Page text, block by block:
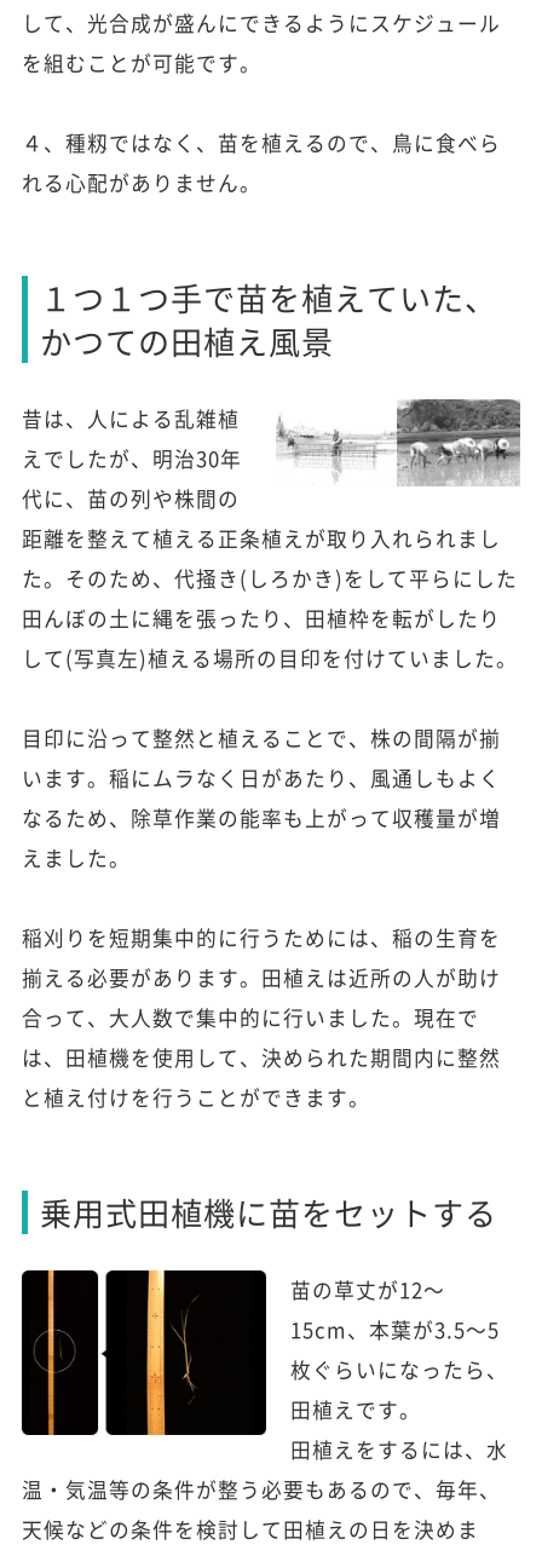
して、光合成が盛んにできるようにスケジュール
を組むことが可能です。
４、種籾ではなく、苗を植えるので、鳥に食べら
れる心配がありません。
１つ１つ手で苗を植えていた、
かつての田植え風景
昔は、人による乱雑植
えでしたが、明治30年
代に、苗の列や株間の
距離を整えて植える正条植えが取り入れられまし
た。そのため、代掻き(しろかき)をして平らにした
田んぼの土に縄を張ったり、田植枠を転がしたり
して(写真左)植える場所の目印を付けていました。
目印に沿って整然と植えることで、株の間隔が揃
います。稲にムラなく日があたり、風通しもよく
なるため、除草作業の能率も上がって収穫量が増
えました。
稲刈りを短期集中的に行うためには、稲の生育を
揃える必要があります。田植えは近所の人が助け
合って、大人数で集中的に行いました。現在で
は、田植機を使用して、決められた期間内に整然
と植え付けを行うことができます。
乗用式田植機に苗をセットする
苗の草丈が12～
15cm、本葉が3.5～5
枚ぐらいになったら、
田植えです。
田植えをするには、水
温・気温等の条件が整う必要もあるので、毎年、
天候などの条件を検討して田植えの日を決めま